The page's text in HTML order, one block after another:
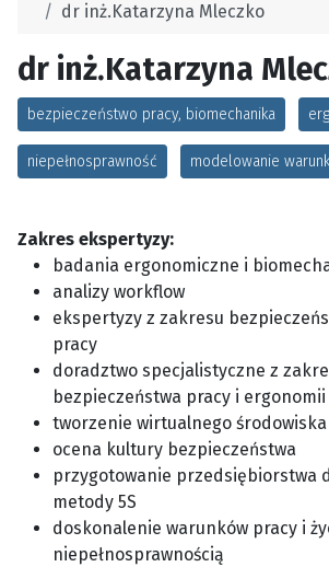
dr inż.Katarzyna Mleczko
dr inż.Katarzyna
bezpieczeństwo pracy, biomechanika
niepełnosprawność modelowanie
Zakres ekspertyzy:
badania ergonomiczne i
analizy workflow
ekspertyzy z zakresu
pracy
doradztwo specjalistyczne z
bezpieczeństwa pracy i ergonomii
tworzenie wirtualnego
ocena kultury bezpieczeństwa
przygotowanie przedsiębiorstwa
metody 5S
doskonalenie warunków pracy i
niepełnosprawnością